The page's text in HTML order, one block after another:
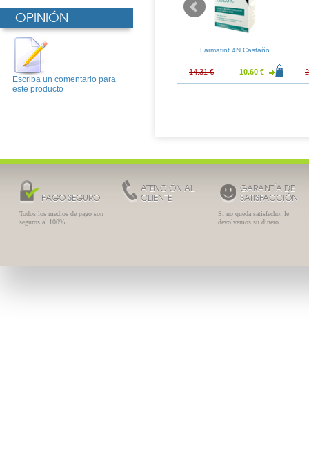
OPINIÓN
Escriba un comentario para
este producto
Pomada 30gr
8.06 €
Farmatint 4N Castaño
14.31 € 10.60 €
PAGO SEGURO
Todos los medios de pago son
seguros al 100%
ATENCIÓN AL
CLIENTE
GARANTÍA DE
SATISFACCIÓN
Si no queda satisfecho, le
devolvemos su dinero